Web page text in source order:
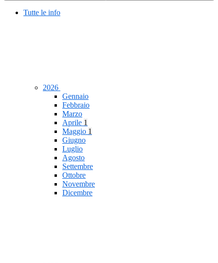
Tutte le info
2026
Gennaio
Febbraio
Marzo
Aprile 1
Maggio 1
Giugno
Luglio
Agosto
Settembre
Ottobre
Novembre
Dicembre